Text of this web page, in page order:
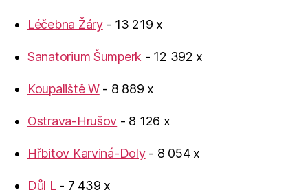
Léčebna Žáry- 13 219 x
Sanatorium Šumperk - 12 392 x
Koupaliště W- 8 889 x
Ostrava-Hrušov - 8 126 x
Hřbitov Karviná-Doly- 8 054 x
Důl L- 7 439 x